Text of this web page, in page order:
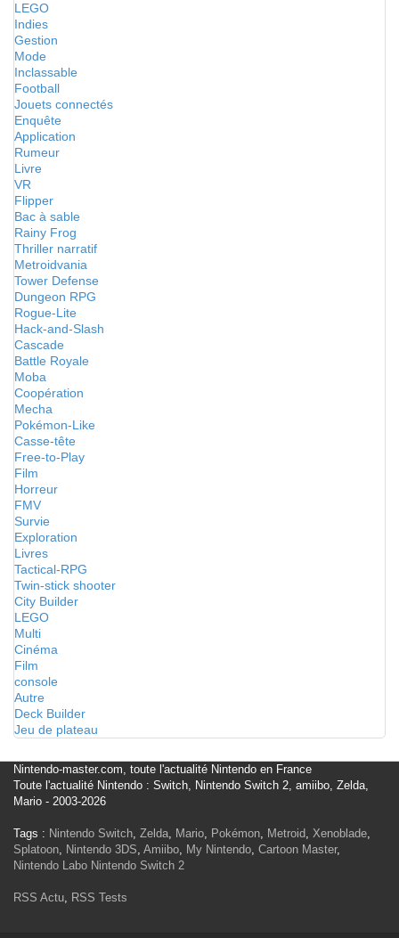
LEGO
Indies
Gestion
Mode
Inclassable
Football
Jouets connectés
Enquête
Application
Rumeur
Livre
VR
Flipper
Bac à sable
Rainy Frog
Thriller narratif
Metroidvania
Tower Defense
Dungeon RPG
Rogue-Lite
Hack-and-Slash
Cascade
Battle Royale
Moba
Coopération
Mecha
Pokémon-Like
Casse-tête
Free-to-Play
Film
Horreur
FMV
Survie
Exploration
Livres
Tactical-RPG
Twin-stick shooter
City Builder
LEGO
Multi
Cinéma
Film
console
Autre
Deck Builder
Jeu de plateau
Nintendo-master.com, toute l'actualité Nintendo en France
Toute l'actualité Nintendo : Switch, Nintendo Switch 2, amiibo, Zelda,
Mario - 2003-2026
Tags : Nintendo Switch, Zelda, Mario, Pokémon, Metroid, Xenoblade,
Splatoon, Nintendo 3DS, Amiibo, My Nintendo, Cartoon Master,
Nintendo Labo Nintendo Switch 2
RSS Actu, RSS Tests